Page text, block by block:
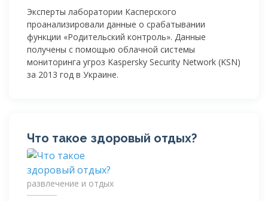
Эксперты лаборатории Касперского
проанализировали данные о срабатывании
функции «Родительский контроль». Данные
получены с помощью облачной системы
мониторинга угроз Kaspersky Security Network (KSN)
за 2013 год в Украине.
Что такое здоровый отдых?
развлечение и отдых